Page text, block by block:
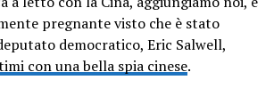
pregnante visto che è stato
democratico, Eric Salwell,
con una bella spia cinese.